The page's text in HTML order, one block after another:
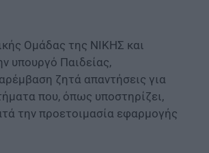
Ομάδας της ΝΙΚΗΣ και
υπουργό Παιδείας,
ζητά απαντήσεις για
που, όπως υποστηρίζει,
την προετοιμασία εφαρμογής